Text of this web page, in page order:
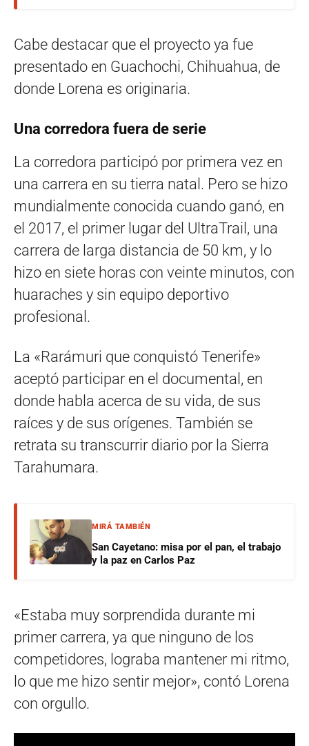
Cabe destacar que el proyecto ya fue
presentado en Guachochi, Chihuahua, de
donde Lorena es originaria.
Una corredora fuera de serie
La corredora participó por primera vez en
una carrera en su tierra natal. Pero se hizo
mundialmente conocida cuando ganó, en
el 2017, el primer lugar del UltraTrail, una
carrera de larga distancia de 50 km, y lo
hizo en siete horas con veinte minutos, con
huaraches y sin equipo deportivo
profesional.
La «Rarámuri que conquistó Tenerife»
aceptó participar en el documental, en
donde habla acerca de su vida, de sus
raíces y de sus orígenes. También se
retrata su transcurrir diario por la Sierra
Tarahumara.
MIRÁ TAMBIÉN
San Cayetano: misa por el pan, el trabajo
y la paz en Carlos Paz
«Estaba muy sorprendida durante mi
primer carrera, ya que ninguno de los
competidores, lograba mantener mi ritmo,
lo que me hizo sentir mejor», contó Lorena
con orgullo.